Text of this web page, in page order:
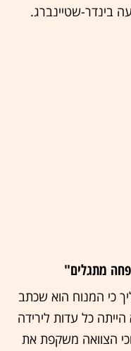
בינדר-שטיינברג.
מתגלים"
כי המנוח הוא שכתב
כל עדות לירידה
הצוואה משקפת את